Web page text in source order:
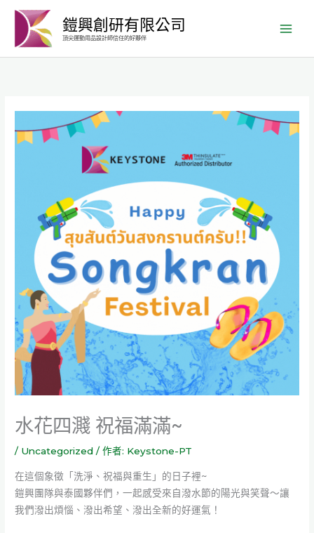
要
鎧興創研有限公司
頂尖運動用品設計師信任的好夥伴
水花四濺 祝福滿滿~
/ Uncategorized / 作者: Keystone-PT
在這個象徵「洗淨、祝福與重生」的日子裡~
鎧興團隊與泰國夥伴們，一起感受來自潑水節的陽光與笑聲～讓
我們潑出煩惱、潑出希望、潑出全新的好運氣！